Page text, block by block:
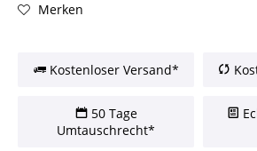
Merken
Kostenloser Versand*
50 Tage
Umtauschrecht*